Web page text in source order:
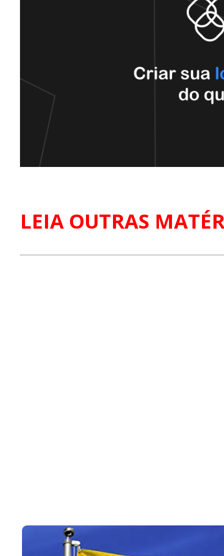
LEIA OUTRAS